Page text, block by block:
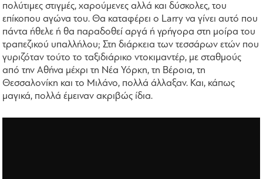
πολύτιμες στιγμές, χαρούμενες αλλά και δύσκολες, του
επίκοπου αγώνα του. Θα καταφέρει ο Larry να γίνει αυτό που
πάντα ήθελε ή θα παραδοθεί αργά ή γρήγορα στη μοίρα του
τραπεζικού υπαλλήλου; Στη διάρκεια των τεσσάρων ετών που
γυριζόταν τούτο το ταξιδιάρικο ντοκιμαντέρ, με σταθμούς
από την Αθήνα μέχρι τη Νέα Υόρκη, τη Βέροια, τη
Θεσσαλονίκη και το Μιλάνο, πολλά άλλαξαν. Και, κάπως
μαγικά, πολλά έμειναν ακριβώς ίδια.